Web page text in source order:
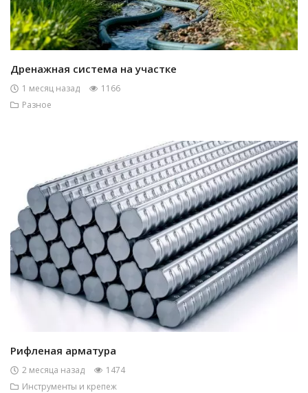
Дренажная система на участке
1 месяц назад
1166
Разное
Рифленая арматура
2 месяца назад
1474
Инструменты и крепеж